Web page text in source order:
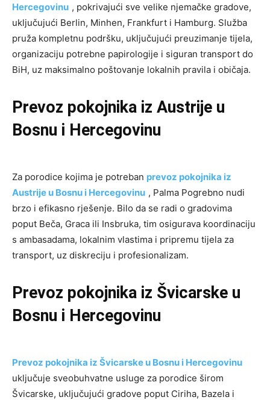
Hercegovinu , pokrivajući sve velike njemačke gradove,
uključujući Berlin, Minhen, Frankfurt i Hamburg. Služba
pruža kompletnu podršku, uključujući preuzimanje tijela,
organizaciju potrebne papirologije i siguran transport do
BiH, uz maksimalno poštovanje lokalnih pravila i običaja.
Prevoz pokojnika iz Austrije u
Bosnu i Hercegovinu
Za porodice kojima je potreban prevoz pokojnika iz
Austrije u Bosnu i Hercegovinu , Palma Pogrebno nudi
brzo i efikasno rješenje. Bilo da se radi o gradovima
poput Beča, Graca ili Insbruka, tim osigurava koordinaciju
s ambasadama, lokalnim vlastima i pripremu tijela za
transport, uz diskreciju i profesionalizam.
Prevoz pokojnika iz Švicarske u
Bosnu i Hercegovinu
Prevoz pokojnika iz Švicarske u Bosnu i Hercegovinu
uključuje sveobuhvatne usluge za porodice širom
Švicarske, uključujući gradove poput Ciriha, Bazela i